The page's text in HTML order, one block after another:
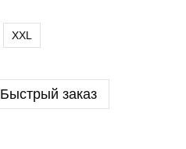
XXL
Быстрый заказ